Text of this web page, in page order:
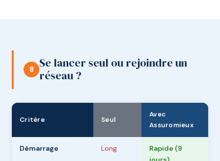
8
Se lancer seul ou rejoindre un
réseau ?
Critère Seul
Avec
Assuromieux
Démarrage Long
Rapide (9